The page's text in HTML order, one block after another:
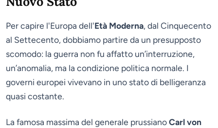
Per capire l'Europa dell'Età Moderna, dal Cinquecento
al Settecento, dobbiamo partire da un presupposto
scomodo: la guerra non fu affatto un’interruzione,
un’anomalia, ma la condizione politica normale. I
governi europei vivevano in uno stato di belligeranza
quasi costante.
La famosa massima del generale prussianoCarl von